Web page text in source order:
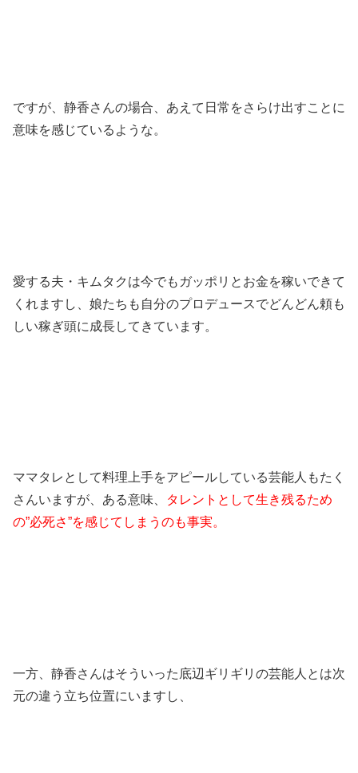
ですが、静香さんの場合、あえて日常をさらけ出すことに
意味を感じているような。
愛する夫・キムタクは今でもガッポリとお金を稼いできて
くれますし、娘たちも自分のプロデュースでどんどん頼も
しい稼ぎ頭に成長してきています。
ママタレとして料理上手をアピールしている芸能人もたく
さんいますが、ある意味、
タレントとして生き残るため
の”必死さ”を感じてしまうのも事実。
一方、静香さんはそういった底辺ギリギリの芸能人とは次
元の違う立ち位置にいますし、